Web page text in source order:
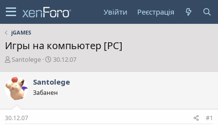
Увійти Реєстрація
jGAMES
Игры на компьютер [PC]
А
т
о
т
е
м
Santolege
Д
а
с
в
30.12.07
Santolege
Забанен
30.12.07 #1